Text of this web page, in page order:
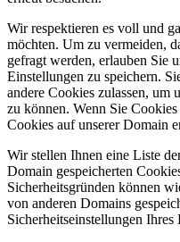
Wir respektieren es voll und
möchten. Um zu vermeiden,
gefragt werden, erlauben Sie
Einstellungen zu speichern.
andere Cookies zulassen, um
zu können. Wenn Sie
Cookies auf unserer Domain
Wir stellen Ihnen eine Liste
Domain gespeicherten
Sicherheitsgründen können
von anderen Domains
Sicherheitseinstellungen Ihres